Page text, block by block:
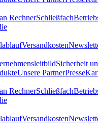
RechnerSchließfach
Versandkosten
Sicherheit
Unsere PartnerPresse
RechnerSchließfach
Versandkosten